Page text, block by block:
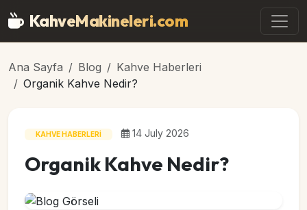
KahveMakineleri.com
Ana Sayfa Blog
Kahve Haberleri
Organik Kahve Nedir?
KAHVE HABERLERI 14 July 2026
Organik Kahve Nedir?